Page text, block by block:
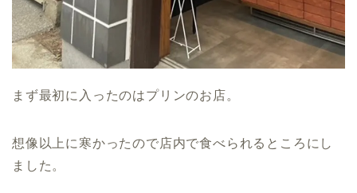
まず最初に入ったのはプリンのお店。
想像以上に寒かったので店内で食べられるところにし
ました。